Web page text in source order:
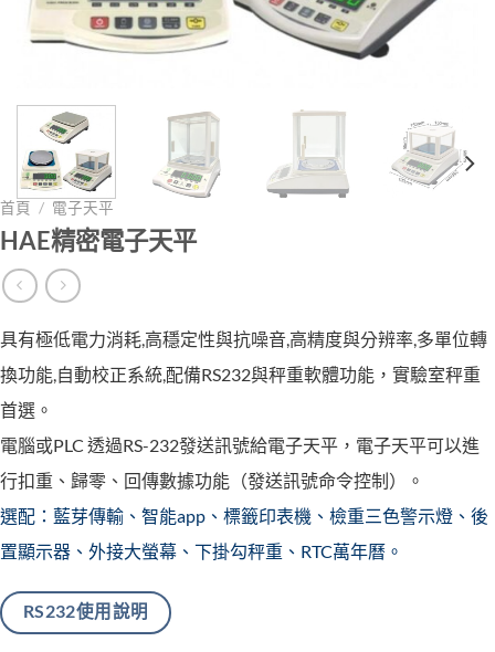
首頁 / 電子天平
HAE精密電子天平
具有極低電力消耗,高穩定性與抗噪音,高精度與分辨率,多單位轉
換功能,自動校正系統,配備RS232與秤重軟體功能，實驗室秤重
首選。
電腦或PLC 透過RS-232發送訊號給電子天平，電子天平可以進
行扣重、歸零、回傳數據功能（發送訊號命令控制）。
選配：藍芽傳輸、智能app、標籤印表機、檢重三色警示燈、後
置顯示器、外接大螢幕、下掛勾秤重、RTC萬年曆。
RS232使用說明